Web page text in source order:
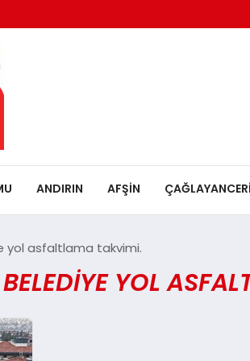
ANDIRIN AFŞİN
yol asfaltlama takvimi.
YOL